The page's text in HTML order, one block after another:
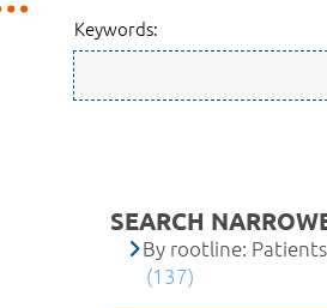
Keywords:
SEARCH
By rootline:
(137)